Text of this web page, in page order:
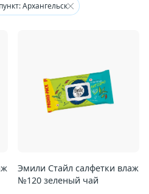
Архангельск
Эмили Стайл салфетки влаж
№120 зеленый чай